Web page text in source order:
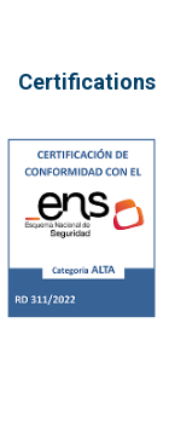
Certifications